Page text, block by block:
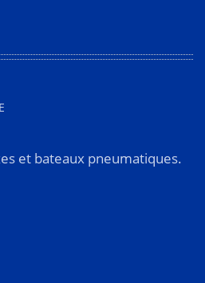
et bateaux pneumatiques.